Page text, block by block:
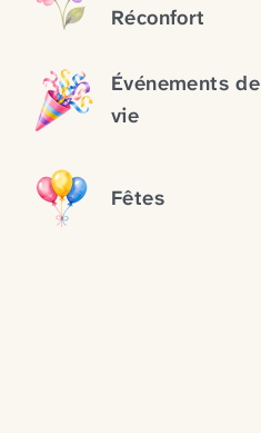
Réconfort
Événements de
vie
Fêtes